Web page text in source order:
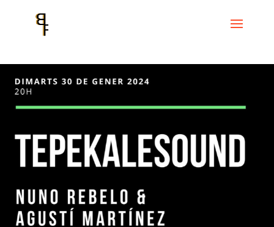
TEPEKALESOUND – AGUSTÍ
MARTÍNEZ I NUNO REBELO